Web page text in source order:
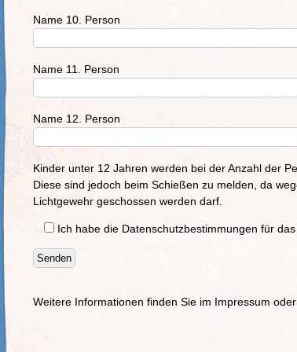
Name 10. Person
Name 11. Person
Name 12. Person
Kinder unter 12 Jahren werden bei der Anzahl der
Diese sind jedoch beim Schießen zu melden, da
Lichtgewehr geschossen werden darf.
Ich habe die Datenschutzbestimmungen für
lasse
dieses
Weitere Informationen finden Sie im Impressum